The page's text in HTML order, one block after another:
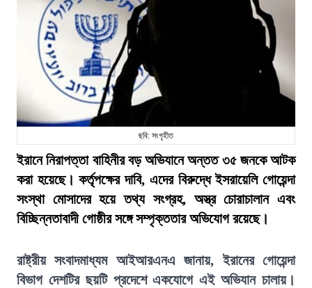
ছবি: সংগৃহীত
ইরানে নিরাপত্তা বাহিনীর বড় অভিযানে অন্তত ৩৫ জনকে আটক
করা হয়েছে। কর্তৃপক্ষের দাবি, এদের বিরুদ্ধে ইসরায়েলি গোয়েন্দা
সংস্থা মোসাদের হয়ে তথ্য সংগ্রহ, অস্ত্র চোরাচালান এবং
বিচ্ছিন্নতাবাদী গোষ্ঠীর সঙ্গে সম্পৃক্ততার অভিযোগ রয়েছে।
রাষ্ট্রীয় সংবাদমাধ্যম আইআরএনএ জানায়, ইরানের গোয়েন্দা
বিভাগ দেশটির ছয়টি প্রদেশে একযোগে এই অভিযান চালায়।